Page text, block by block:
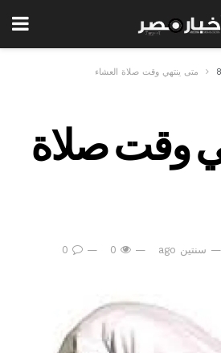
8 متى ينتهي وقت صلاة العشاء
وقت صلاة
سنتين ago